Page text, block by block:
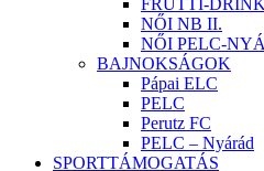
FRUTTI-
NŐI NB II.
NŐI PELC-
BAJNOKSÁGOK
Pápai ELC
PELC
Perutz FC
PELC – Nyárád
SPORTTÁMOGATÁS